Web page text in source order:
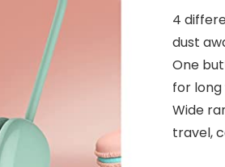
4
dust
One
for
Wide
travel,